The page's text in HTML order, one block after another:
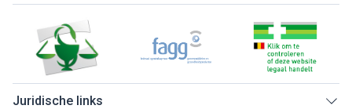
Juridische links